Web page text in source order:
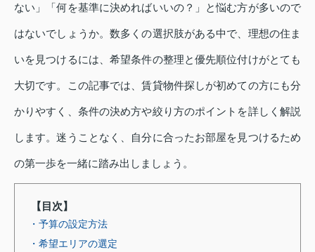
ない」「何を基準に決めればいいの？」と悩む方が多いので
はないでしょうか。数多くの選択肢がある中で、理想の住ま
いを見つけるには、希望条件の整理と優先順位付けがとても
大切です。この記事では、賃貸物件探しが初めての方にも分
かりやすく、条件の決め方や絞り方のポイントを詳しく解説
します。迷うことなく、自分に合ったお部屋を見つけるため
の第一歩を一緒に踏み出しましょう。
【目次】
・予算の設定方法
・希望エリアの選定